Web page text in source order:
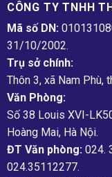
CÔNG TY TNHH
Mã số DN:
31/10/2002.
Trụ sở chính:
Thôn 3, xã Nam Phù,
Văn Phòng:
Số 38 Louis XVI-
Hoàng Mai, Hà Nội.
ĐT Văn phòng:024.
024.35112277.